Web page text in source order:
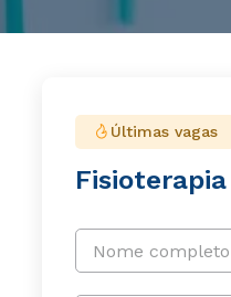
Últimas vagas
Fisioterapia
Nome completo